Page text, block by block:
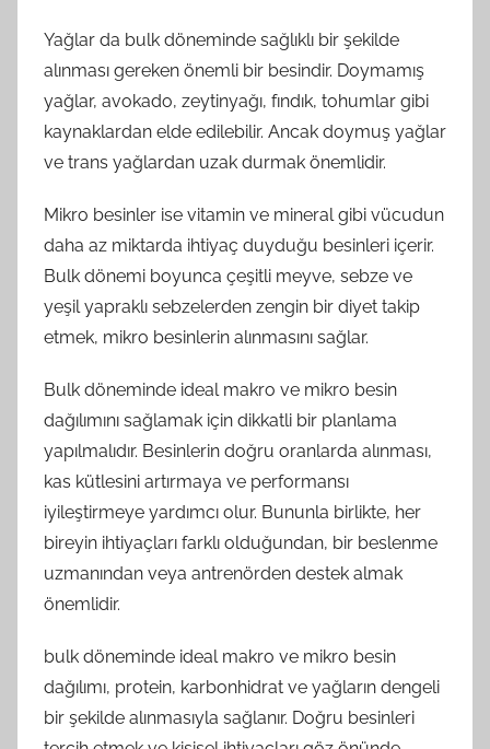
Yağlar da bulk döneminde sağlıklı bir şekilde
alınması gereken önemli bir besindir. Doymamış
yağlar, avokado, zeytinyağı, fındık, tohumlar gibi
kaynaklardan elde edilebilir. Ancak doymuş yağlar
ve trans yağlardan uzak durmak önemlidir.
Mikro besinler ise vitamin ve mineral gibi vücudun
daha az miktarda ihtiyaç duyduğu besinleri içerir.
Bulk dönemi boyunca çeşitli meyve, sebze ve
yeşil yapraklı sebzelerden zengin bir diyet takip
etmek, mikro besinlerin alınmasını sağlar.
Bulk döneminde ideal makro ve mikro besin
dağılımını sağlamak için dikkatli bir planlama
yapılmalıdır. Besinlerin doğru oranlarda alınması,
kas kütlesini artırmaya ve performansı
iyileştirmeye yardımcı olur. Bununla birlikte, her
bireyin ihtiyaçları farklı olduğundan, bir beslenme
uzmanından veya antrenörden destek almak
önemlidir.
bulk döneminde ideal makro ve mikro besin
dağılımı, protein, karbonhidrat ve yağların dengeli
bir şekilde alınmasıyla sağlanır. Doğru besinleri